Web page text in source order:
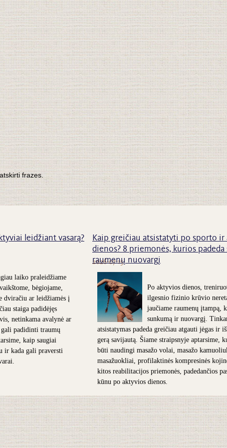
frazes.
leidžiant vasarą?
laiko praleidžiame
bėgiojame,
dviračiu ar leidžiamės į
staiga padidėjęs
netinkama avalynė ar
gali padidinti traumų
kaip saugiai
ir kada gali praversti
Kaip greičiau atsistatyti po sporto
dienos? 8 priemonės, kurios
raumenų nuovargį
2026-07-15
Po aktyvios dienos,
ilgesnio fizinio krūvio
jaučiame raumenų įtampą,
sunkumą ir nuovargį.
atsistatymas padeda greičiau atgauti jėgas ir
gerą savijautą. Šiame straipsnyje aptarsime,
būti naudingi masažo volai, masažo
masažuokliai, profilaktinės kompresinės
kitos reabilitacijos priemonės, padedančios
kūnu po aktyvios dienos.